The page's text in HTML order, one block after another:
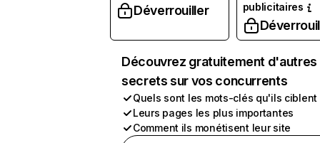
Déverrouiller
publicitaires
Découvrez gratuitement d'autres
secrets sur vos concurrents
Quels sont les mots-clés qu'ils ciblent
Leurs pages les plus importantes
Comment ils monétisent leur site